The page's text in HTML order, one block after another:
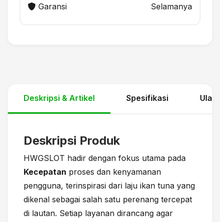
Garansi Selamanya
Deskripsi & Artikel Spesifikasi
Deskripsi Produk
HWGSLOT hadir dengan fokus utama pada
Kecepatan proses dan kenyamanan
pengguna, terinspirasi dari laju ikan tuna yang
dikenal sebagai salah satu perenang tercepat
di lautan. Setiap layanan dirancang agar